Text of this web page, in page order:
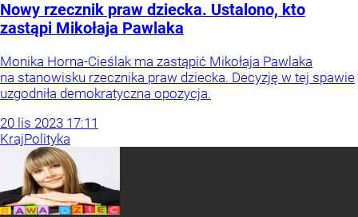
Nowy rzecznik praw dziecka. Ustalono, kto
zastąpi Mikołaja Pawlaka
Monika Horna-Cieślak ma zastąpić Mikołaja Pawlaka
na stanowisku rzecznika praw dziecka. Decyzję w tej spawie
uzgodniła demokratyczna opozycja.
20 lis 2023 17:11
KrajPolityka